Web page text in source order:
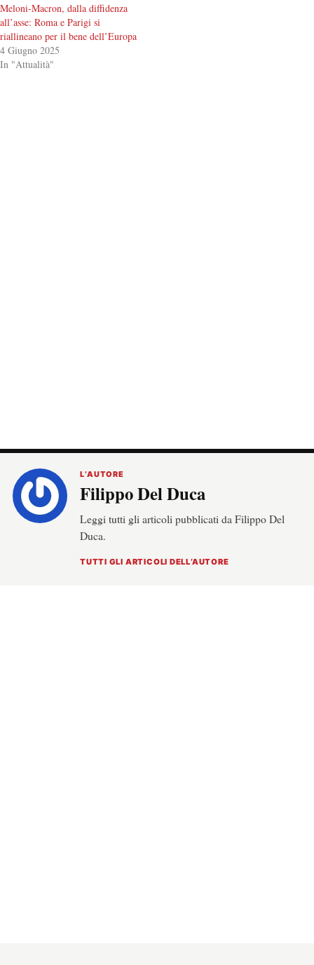
Meloni-Macron, dalla diffidenza
all’asse: Roma e Parigi si
riallineano per il bene dell’Europa
4 Giugno 2025
In "Attualità"
L’AUTORE
Filippo Del Duca
Leggi tutti gli articoli pubblicati da Filippo Del
Duca.
TUTTI GLI ARTICOLI DELL’AUTORE